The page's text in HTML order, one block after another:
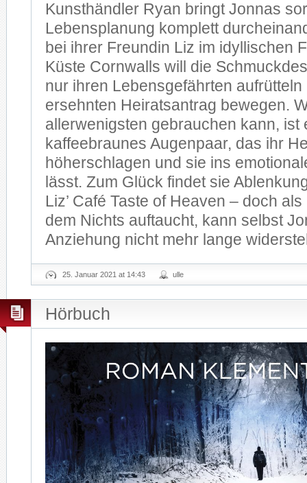
Kunsthändler Ryan bringt Jonnas
Lebensplanung komplett
bei ihrer Freundin Liz im idyllischen
Küste Cornwalls will die
nur ihren Lebensgefährten
ersehnten Heiratsantrag bewegen.
allerwenigsten gebrauchen kann, ist
kaffeebraunes Augenpaar, das ihr
höherschlagen und sie ins
lässt. Zum Glück findet sie
Liz’ Café Taste of Heaven – doch
dem Nichts auftaucht, kann selbst
Anziehung nicht mehr lange
25. Januar 2021 at 14:43 ulle
Hörbuch